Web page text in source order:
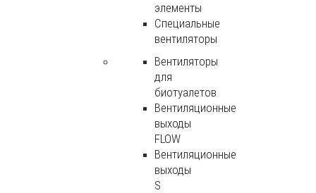
элементы
Специальные
вентиляторы
Вентиляторы
для
биотуалетов
Вентиляционные
выходы
FLOW
Вентиляционные
выходы
S